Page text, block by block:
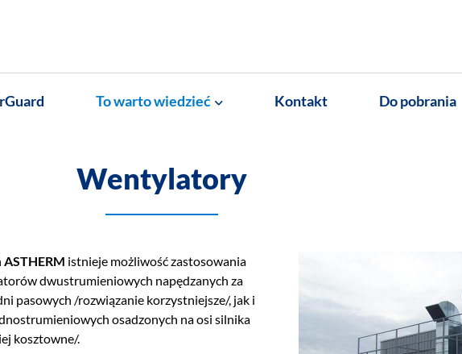
To warto wiedzieć Kontakt Do pobrania
Wentylatory
ASTHERM istnieje możliwość zastosowania
dwustrumieniowych napędzanych za
pasowych /rozwiązanie korzystniejsze/, jak i
osadzonych na osi silnika
kosztowne/.